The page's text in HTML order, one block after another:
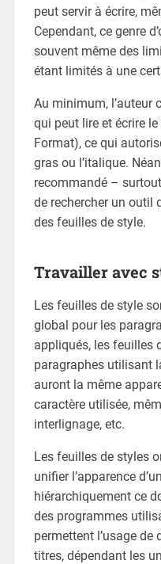
peut servir à écrire,
Cependant, ce genre
souvent même des
étant limités à une
Au minimum, l’auteur
qui peut lire et écrire
Format), ce qui
gras ou l’italique.
recommandé –
de rechercher un outil
des feuilles de style.
Travailler avec
Les feuilles de style
global pour les
appliqués, les feuilles
paragraphes utilisant
auront la même
caractère utilisée,
interlignage, etc.
Les feuilles de styles
unifier l’apparence
hiérarchiquement ce
des programmes
permettent l’usage
titres, dépendant les